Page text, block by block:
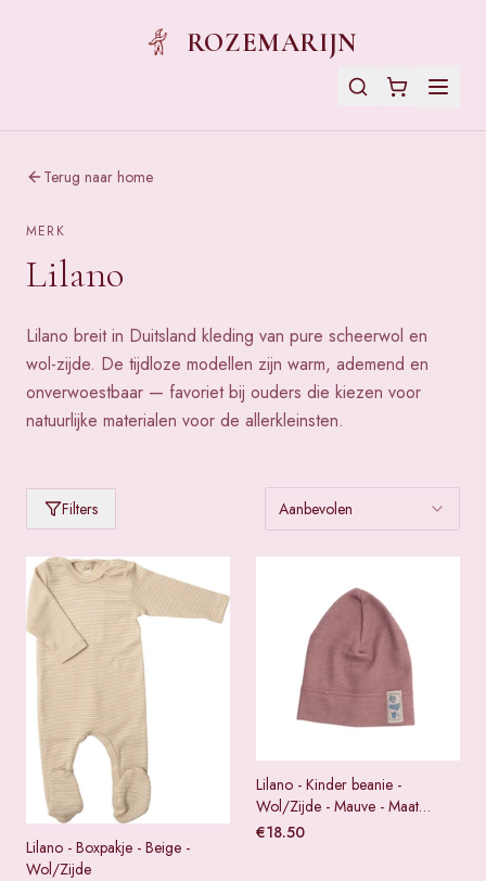
ROZEMARIJN
Terug naar home
MERK
Lilano
Lilano breit in Duitsland kleding van pure scheerwol en
wol-zijde. De tijdloze modellen zijn warm, ademend en
onverwoestbaar — favoriet bij ouders die kiezen voor
natuurlijke materialen voor de allerkleinsten.
Producten van
Filters Aanbevolen
Lilano - Boxpakje - Beige -
Wol/Zijde
Lilano - Kinder beanie -
Wol/Zijde - Mauve - Maat
98/104
€18.50